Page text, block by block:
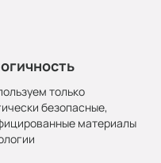
только
безопасные,
материалы